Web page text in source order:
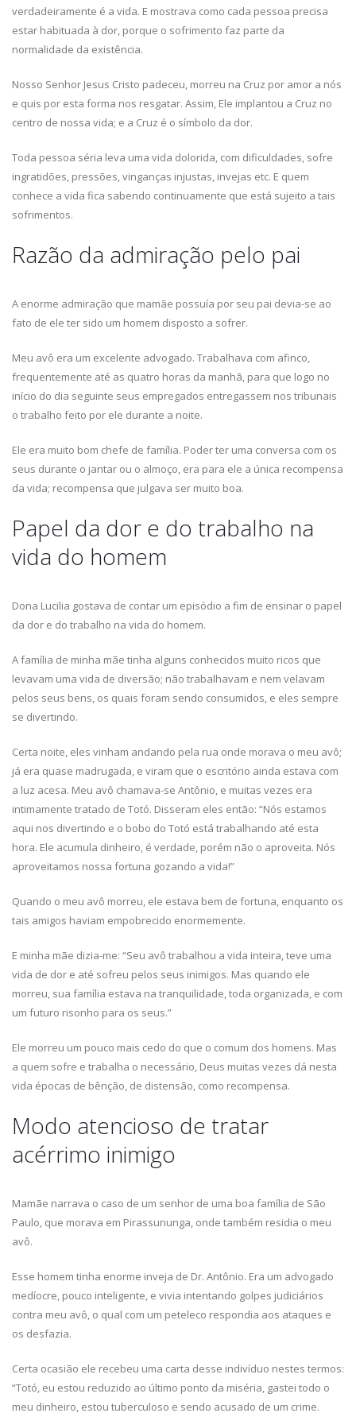
verdadeiramente é a vida. E mostrava como cada pessoa precisa
estar habituada à dor, porque o sofrimento faz parte da
normalidade da existência.
Nosso Senhor Jesus Cristo padeceu, morreu na Cruz por amor a nós
e quis por esta forma nos resgatar. Assim, Ele implantou a Cruz no
centro de nossa vida; e a Cruz é o símbolo da dor.
Toda pessoa séria leva uma vida dolorida, com dificuldades, sofre
ingratidões, pressões, vinganças injustas, invejas etc. E quem
conhece a vida fica sabendo continuamente que está sujeito a tais
sofrimentos.
Razão da admiração pelo pai
A enorme admiração que mamãe possuía por seu pai devia-se ao
fato de ele ter sido um homem disposto a sofrer.
Meu avô era um excelente advogado. Trabalhava com afinco,
frequentemente até as quatro horas da manhã, para que logo no
início do dia seguinte seus empregados entregassem nos tribunais
o trabalho feito por ele durante a noite.
Ele era muito bom chefe de família. Poder ter uma conversa com os
seus durante o jantar ou o almoço, era para ele a única recompensa
da vida; recompensa que julgava ser muito boa.
Papel da dor e do trabalho na
vida do homem
Dona Lucilia gostava de contar um episódio a fim de ensinar o papel
da dor e do trabalho na vida do homem.
A família de minha mãe tinha alguns conhecidos muito ricos que
levavam uma vida de diversão; não trabalhavam e nem velavam
pelos seus bens, os quais foram sendo consumidos, e eles sempre
se divertindo.
Certa noite, eles vinham andando pela rua onde morava o meu avô;
já era quase madrugada, e viram que o escritório ainda estava com
a luz acesa. Meu avô chamava-se Antônio, e muitas vezes era
intimamente tratado de Totó. Disseram eles então: “Nós estamos
aqui nos divertindo e o bobo do Totó está trabalhando até esta
hora. Ele acumula dinheiro, é verdade, porém não o aproveita. Nós
aproveitamos nossa fortuna gozando a vida!”
Quando o meu avô morreu, ele estava bem de fortuna, enquanto os
tais amigos haviam empobrecido enormemente.
E minha mãe dizia-me: “Seu avô trabalhou a vida inteira, teve uma
vida de dor e até sofreu pelos seus inimigos. Mas quando ele
morreu, sua família estava na tranquilidade, toda organizada, e com
um futuro risonho para os seus.”
Ele morreu um pouco mais cedo do que o comum dos homens. Mas
a quem sofre e trabalha o necessário, Deus muitas vezes dá nesta
vida épocas de bênção, de distensão, como recompensa.
Modo atencioso de tratar
acérrimo inimigo
Mamãe narrava o caso de um senhor de uma boa família de São
Paulo, que morava em Pirassununga, onde também residia o meu
avô.
Esse homem tinha enorme inveja de Dr. Antônio. Era um advogado
medíocre, pouco inteligente, e vivia intentando golpes judiciários
contra meu avô, o qual com um peteleco respondia aos ataques e
os desfazia.
Certa ocasião ele recebeu uma carta desse indivíduo nestes termos:
“Totó, eu estou reduzido ao último ponto da miséria, gastei todo o
meu dinheiro, estou tuberculoso e sendo acusado de um crime.